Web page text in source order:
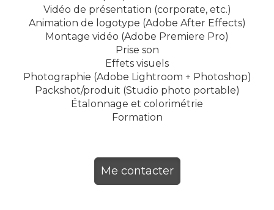
Vidéo de présentation (corporate, etc.)
Animation de logotype (Adobe After Effects)
Montage vidéo (Adobe Premiere Pro)
Prise son
Effets visuels
Photographie (Adobe Lightroom + Photoshop)
Packshot/produit (Studio photo portable)
Étalonnage et colorimétrie
Formation
Me contacter